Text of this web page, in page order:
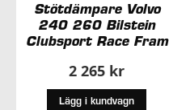
Stötdämpare Volvo
240 260 Bilstein
Clubsport Race Fram
2 265 kr
Lägg i kundvagn